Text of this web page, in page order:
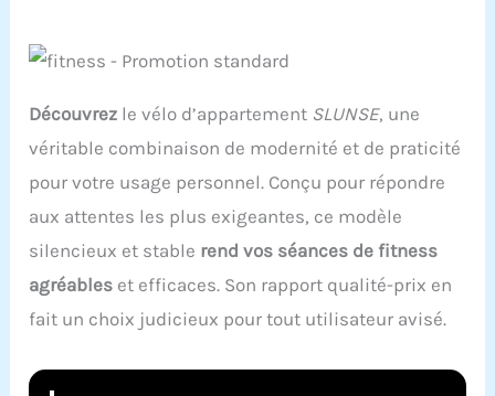
Découvrez le vélo d’appartement SLUNSE, une
véritable combinaison de modernité et de praticité
pour votre usage personnel. Conçu pour répondre
aux attentes les plus exigeantes, ce modèle
silencieux et stable rend vos séances de fitness
agréables et efficaces. Son rapport qualité-prix en
fait un choix judicieux pour tout utilisateur avisé.